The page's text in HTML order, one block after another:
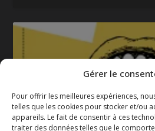
Gérer le
Pour offrir les meilleures expériences,
telles que les cookies pour stocker et/ou
appareils. Le fait de consentir à ces
traiter des données telles que le
La gazette